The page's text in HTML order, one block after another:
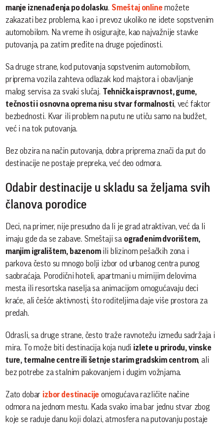
manje iznenađenja po dolasku. Smeštaj online možete
zakazati bez problema, kao i prevoz ukoliko ne idete sopstvenim
automobilom. Na vreme ih osigurajte, kao najvažnije stavke
putovanja, pa zatim pređite na druge pojedinosti.
Sa druge strane, kod putovanja sopstvenim automobilom,
priprema vozila zahteva odlazak kod majstora i obavljanje
malog servisa za svaki slučaj. Tehnička ispravnost, gume,
tečnosti i osnovna oprema nisu stvar formalnosti, već faktor
bezbednosti. Kvar ili problem na putu ne utiču samo na budžet,
već i na tok putovanja.
Bez obzira na način putovanja, dobra priprema znači da put do
destinacije ne postaje prepreka, već deo odmora.
Odabir destinacije u skladu sa željama svih
članova porodice
Deci, na primer, nije presudno da li je grad atraktivan, već da li
imaju gde da se zabave. Smeštaji sa ograđenim dvorištem,
manjim igralištem, bazenomili blizinom pešačkih zona i
parkova često su mnogo bolji izbor od urbanog centra punog
saobraćaja. Porodični hoteli, apartmani u mirnijim delovima
mesta ili resortska naselja sa animacijom omogućavaju deci
kraće, ali češće aktivnosti, što roditeljima daje više prostora za
predah.
Odrasli, sa druge strane, često traže ravnotežu između sadržaja i
mira. To može biti destinacija koja nudi izlete u prirodu, vinske
ture, termalne centre ili šetnje starim gradskim centrom, ali
bez potrebe za stalnim pakovanjem i dugim vožnjama.
Zato dobar izbor destinacije omogućava različite načine
odmora na jednom mestu. Kada svako ima bar jednu stvar zbog
koje se raduje danu koji dolazi, atmosfera na putovanju postaje